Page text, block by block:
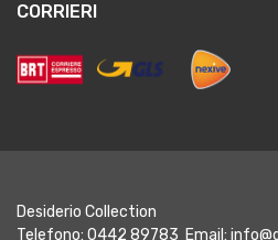
CORRIERI
Desiderio Collection
Telefono: 0442 89783 Email: